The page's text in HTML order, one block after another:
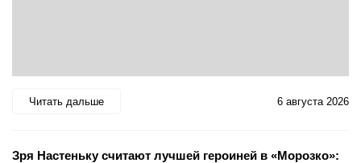
Читать дальше 6 августа 2026
Зря Настеньку считают лучшей героиней в «Морозко»: